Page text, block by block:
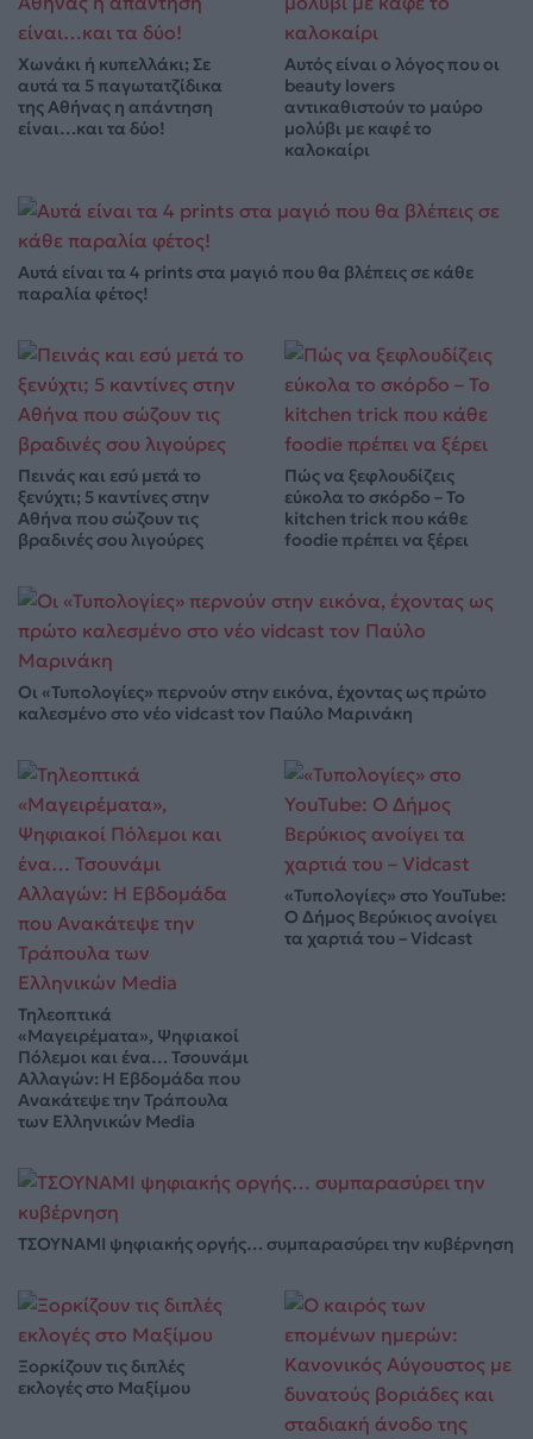
Χωνάκι ή κυπελλάκι; Σε
αυτά τα 5 παγωτατζίδικα
της Αθήνας η απάντηση
είναι…και τα δύο!
Αυτός είναι ο λόγος που οι
beauty lovers
αντικαθιστούν το μαύρο
μολύβι με καφέ το
καλοκαίρι
Αυτά είναι τα 4 prints στα μαγιό που θα βλέπεις σε κάθε
παραλία φέτος!
Πεινάς και εσύ μετά το
ξενύχτι; 5 καντίνες στην
Αθήνα που σώζουν τις
βραδινές σου λιγούρες
Πώς να ξεφλουδίζεις
εύκολα το σκόρδο – Το
kitchen trick που κάθε
foodie πρέπει να ξέρει
Οι «Τυπολογίες» περνούν στην εικόνα, έχοντας ως πρώτο
καλεσμένο στο νέο vidcast τον Παύλο Μαρινάκη
Τηλεοπτικά
«Μαγειρέματα», Ψηφιακοί
Πόλεμοι και ένα… Τσουνάμι
Αλλαγών: Η Εβδομάδα που
Ανακάτεψε την Τράπουλα
των Ελληνικών Media
«Τυπολογίες» στο YouTube:
Ο Δήμος Βερύκιος ανοίγει
τα χαρτιά του – Vidcast
ΤΣΟΥΝΑΜΙ ψηφιακής οργής… συμπαρασύρει την κυβέρνηση
Ξορκίζουν τις διπλές
εκλογές στο Μαξίμου